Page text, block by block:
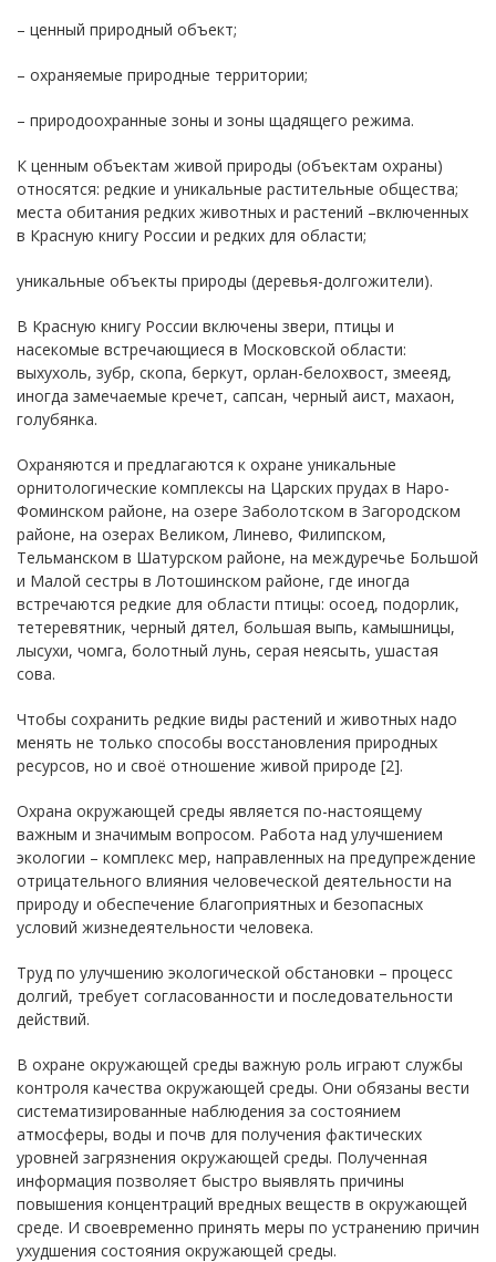
– ценный природный объект;
– охраняемые природные территории;
– природоохранные зоны и зоны щадящего режима.
К ценным объектам живой природы (объектам охраны)
относятся: редкие и уникальные растительные общества;
места обитания редких животных и растений –включенных
в Красную книгу России и редких для области;
уникальные объекты природы (деревья-долгожители).
В Красную книгу России включены звери, птицы и
насекомые встречающиеся в Московской области:
выхухоль, зубр, скопа, беркут, орлан-белохвост, змееяд,
иногда замечаемые кречет, сапсан, черный аист, махаон,
голубянка.
Охраняются и предлагаются к охране уникальные
орнитологические комплексы на Царских прудах в Наро-
Фоминском районе, на озере Заболотском в Загородском
районе, на озерах Великом, Линево, Филипском,
Тельманском в Шатурском районе, на междуречье Большой
и Малой сестры в Лотошинском районе, где иногда
встречаются редкие для области птицы: осоед, подорлик,
тетеревятник, черный дятел, большая выпь, камышницы,
лысухи, чомга, болотный лунь, серая неясыть, ушастая
сова.
Чтобы сохранить редкие виды растений и животных надо
менять не только способы восстановления природных
ресурсов, но и своё отношение живой природе [2].
Охрана окружающей среды является по-настоящему
важным и значимым вопросом. Работа над улучшением
экологии – комплекс мер, направленных на предупреждение
отрицательного влияния человеческой деятельности на
природу и обеспечение благоприятных и безопасных
условий жизнедеятельности человека.
Труд по улучшению экологической обстановки – процесс
долгий, требует согласованности и последовательности
действий.
В охране окружающей среды важную роль играют службы
контроля качества окружающей среды. Они обязаны вести
систематизированные наблюдения за состоянием
атмосферы, воды и почв для получения фактических
уровней загрязнения окружающей среды. Полученная
информация позволяет быстро выявлять причины
повышения концентраций вредных веществ в окружающей
среде. И своевременно принять меры по устранению причин
ухудшения состояния окружающей среды.